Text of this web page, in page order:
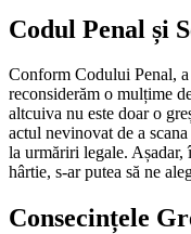
Codul Penal și
Conform Codului Penal, a
reconsiderăm o mulțime
altcuiva nu este doar o
actul nevinovat de a
la urmăriri legale. Așadar,
hârtie, s-ar putea să ne
Consecințele